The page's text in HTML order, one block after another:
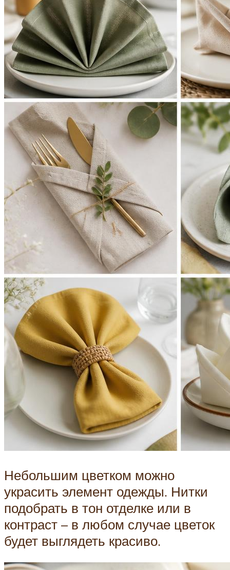
Небольшим цветком можно
украсить элемент одежды. Нитки
подобрать в тон отделке или в
контраст – в любом случае цветок
будет выглядеть красиво.